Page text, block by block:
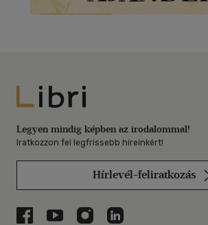
Libri
Legyen mindig képben az irodalommal!
Iratkozzon fel legfrissebb híreinkért!
Hírlevél-feliratkozás
Libri a Facebookon
Libri a Youtube-on
Libri az Instagramon
Libri a LinkedInen